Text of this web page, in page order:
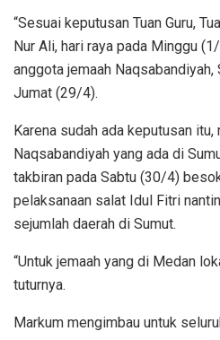
“Sesuai keputusan Tuan Guru,
Nur Ali, hari raya pada Minggu
anggota jemaah
Jumat (29/4).
Karena sudah ada keputusan itu,
Naqsabandiyah yang ada di
takbiran pada Sabtu (30/4)
pelaksanaan salat Idul Fitri
sejumlah daerah di Sumut.
“Untuk jemaah yang di Medan
tuturnya.
Markum mengimbau untuk